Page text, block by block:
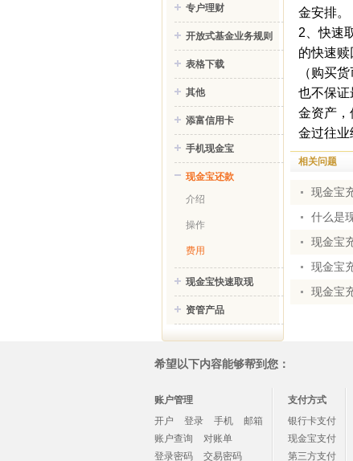
专户理财
开放式基金业务规则
表格下载
其他
添富信用卡
手机现金宝
现金宝还款
介绍
操作
费用
现金宝快速取现
资管产品
金安排。
2、快速
的快速
（购买
也不保证
金资产，
金过往业
相关问题
现金宝
什么是
现金宝
现金宝
现金宝
希望以下内容能够帮到您：
账户管理
开户
登录 手机
邮箱
账户查询
对账单
登录密码
交易密码
支付方式
银行卡支付
现金宝支付
第三方支付